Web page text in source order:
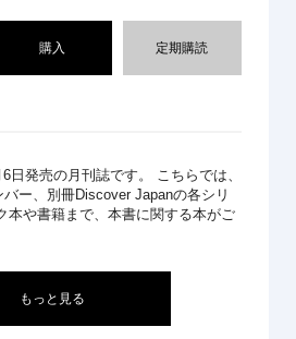
購入 定期購読
日発売の月刊誌です。 こちらでは、
ー、別冊Discover Japanの各シリ
本や書籍まで、本書に関する本がご
もっと見る